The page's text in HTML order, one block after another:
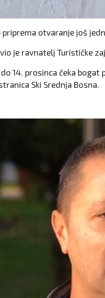
otvaranje još
je ravnatelj Turističke
14. prosinca čeka
Ski Srednja Bosna.